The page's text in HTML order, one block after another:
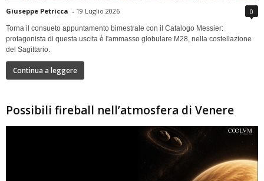
Giuseppe Petricca - 19 Luglio 2026 0
Torna il consueto appuntamento bimestrale con il Catalogo Messier:
protagonista di questa uscita è l'ammasso globulare M28, nella costellazione
del Sagittario.
Continua a leggere
Possibili fireball nell’atmosfera di Venere